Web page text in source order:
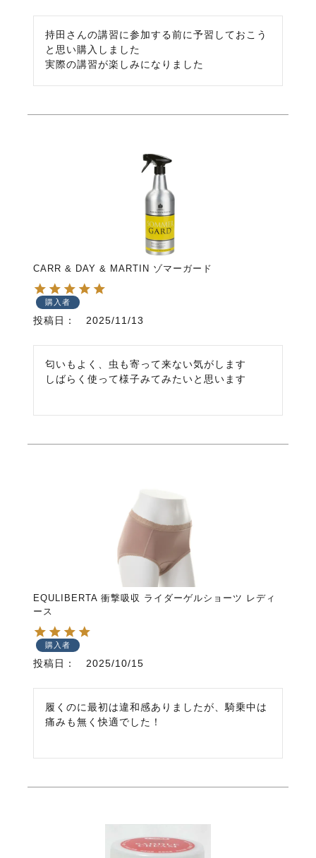
持田さんの講習に参加する前に予習しておこう
と思い購入しました
実際の講習が楽しみになりました
CARR & DAY & MARTIN ゾマーガード
購入者
投稿日 2025/11/13
匂いもよく、虫も寄って来ない気がします
しばらく使って様子みてみたいと思います
EQULIBERTA 衝撃吸収 ライダーゲルショーツ レディ
ース
購入者
投稿日 2025/10/15
履くのに最初は違和感ありましたが、騎乗中は
痛みも無く快適でした！